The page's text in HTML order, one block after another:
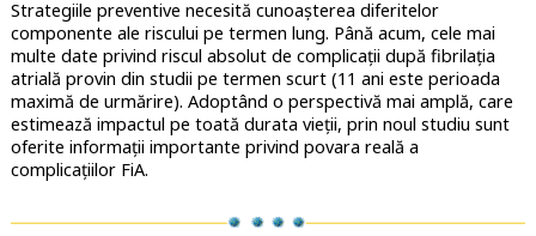
Strategiile preventive necesită cunoașterea diferitelor
componente ale riscului pe termen lung. Până acum, cele mai
multe date privind riscul absolut de complicații după fibrilația
atrială provin din studii pe termen scurt (11 ani este perioada
maximă de urmărire). Adoptând o perspectivă mai amplă, care
estimează impactul pe toată durata vieții, prin noul studiu sunt
oferite informații importante privind povara reală a
complicațiilor FiA.